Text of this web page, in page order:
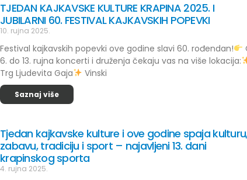
TJEDAN KAJKAVSKE KULTURE KRAPINA 2025. I
JUBILARNI 60. FESTIVAL KAJKAVSKIH POPEVKI
10. rujna 2025.
Festival kajkavskih popevki ove godine slavi 60. rođendan!
6. do 13. rujna koncerti i druženja čekaju vas na više lokacija:
Trg Ljudevita Gaja
Vinski
Saznaj više
Tjedan kajkavske kulture i ove godine spaja
zabavu, tradiciju i sport – najavljeni 13. dani
krapinskog sporta
4. rujna 2025.